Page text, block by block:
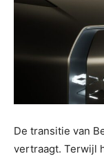
De transitie van
vertraagt. Terwijl